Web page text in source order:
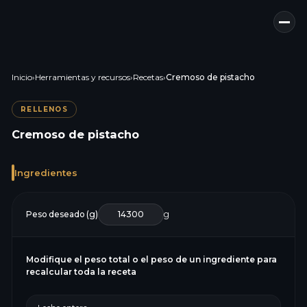
Inicio›Herramientas y recursos›Recetas›Cremoso de pistacho
RELLENOS
Cremoso de pistacho
Ingredientes
Peso deseado (g) g
Modifique el peso total o el peso de un ingrediente para
recalcular toda la receta